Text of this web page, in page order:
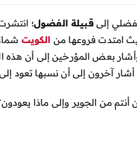
إلىقبيلة الفضول؛
امتدت فروعها من الكويت
بعض المؤرخين إلى أن هذه
أشار آخرون إلى أن نسبها تعود
أنتم من الجوير وإلى ماذا